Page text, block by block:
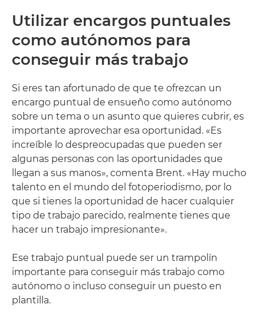
Utilizar encargos puntuales
como autónomos para
conseguir más trabajo
Si eres tan afortunado de que te ofrezcan un
encargo puntual de ensueño como autónomo
sobre un tema o un asunto que quieres cubrir, es
importante aprovechar esa oportunidad. «Es
increíble lo despreocupadas que pueden ser
algunas personas con las oportunidades que
llegan a sus manos», comenta Brent. «Hay mucho
talento en el mundo del fotoperiodismo, por lo
que si tienes la oportunidad de hacer cualquier
tipo de trabajo parecido, realmente tienes que
hacer un trabajo impresionante».
Ese trabajo puntual puede ser un trampolín
importante para conseguir más trabajo como
autónomo o incluso conseguir un puesto en
plantilla.